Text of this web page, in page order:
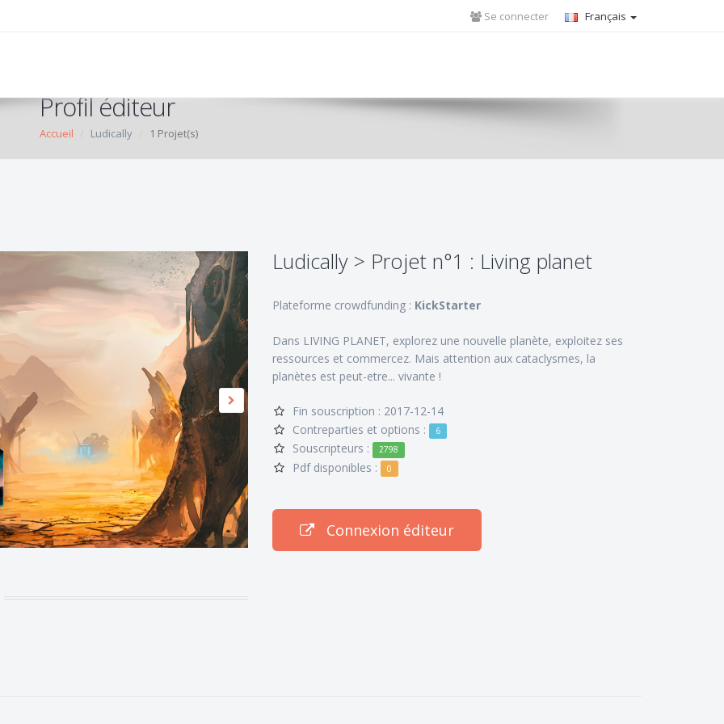
Français
Se connecter
Profil éditeur
Accueil Ludically 1 Projet(s)
Ludically > Projet n°1 : Living planet
Plateforme crowdfunding : KickStarter
Dans LIVING PLANET, explorez une nouvelle planète, exploitez ses
ressources et commercez. Mais attention aux cataclysmes, la
planètes est peut-etre... vivante !
Fin souscription : 2017-12-14
Contreparties et options :
6
Souscripteurs : 2798
Pdf disponibles : 0
Connexion éditeur